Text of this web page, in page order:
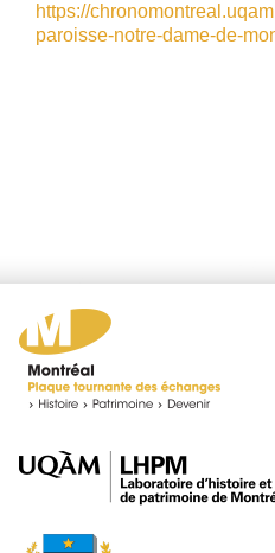
https://
paroisse-notre-dame-de-